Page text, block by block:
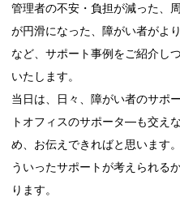
管理者の不安・負担が減った、
が円滑になった、障がい者がよ
など、サポート事例をご紹介し
いたします。
当日は、日々、障がい者のサポ
トオフィスのサポータ―も交え
め、お伝えできればと思います
ういったサポートが考えられる
ります。